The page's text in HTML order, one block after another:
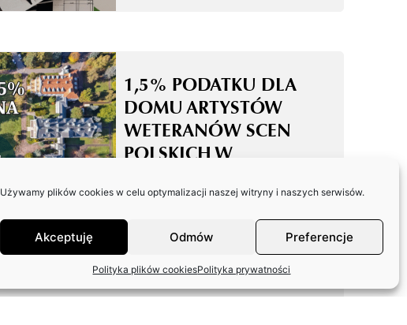
Używamy plików cookies w celu optymalizacji naszej witryny i naszych serwisów.
Akceptuję Odmów Preferencje
Polityka plików cookiesPolityka prywatności
1,5% PODATKU DLA
DOMU ARTYSTÓW
WETERANÓW SCEN
POLSKICH W
ODPOWIEDŹ ZASP W